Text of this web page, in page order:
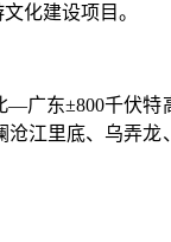
化建设项目。
—广东±800千伏特
沧江里底、乌弄龙